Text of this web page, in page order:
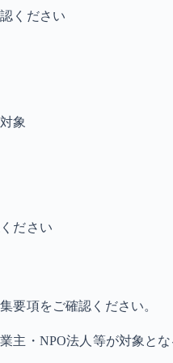
ください
象
ださい
要項をご確認ください。
主・NPO法人等が対象とな